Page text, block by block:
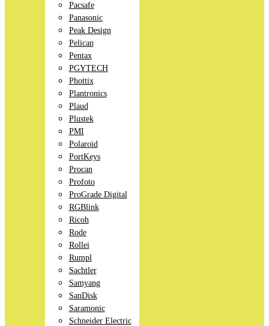
Pacsafe
Panasonic
Peak Design
Pelican
Pentax
PGYTECH
Phottix
Plantronics
Plaud
Plustek
PMI
Polaroid
PortKeys
Procan
Profoto
ProGrade Digital
RGBlink
Ricoh
Rode
Rollei
Rumpl
Sachtler
Samyang
SanDisk
Saramonic
Schneider Electric